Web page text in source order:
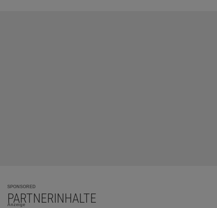
SPONSORED
PARTNERINHALTE
Anzeige